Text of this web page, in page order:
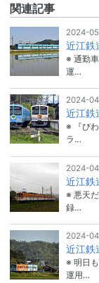
関連記事
2024-
近江鉄
※ 通勤
運…
2024-
近江
※ 『び
ラ…
2024-
近江
※ 悪天
録…
2024-
近江鉄
※ 明日
運用…